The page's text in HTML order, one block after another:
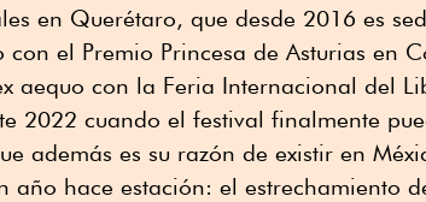
en Querétaro, que desde 2016 es
el Premio Princesa de Asturias en
aequo con la Feria Internacional del
2022 cuando el festival finalmente
además es su razón de existir en
año hace estación: el estrechamiento